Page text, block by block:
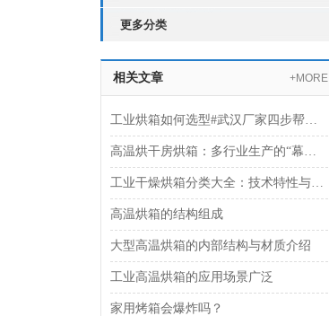
更多分类
相关文章 +MORE
工业烘箱如何选型#武汉厂家四步帮你搞懂
高温烘干房烘箱：多行业生产的“幕后支持者“
工业干燥烘箱分类大全：技术特性与应用指南
高温烘箱的结构组成
大型高温烘箱的内部结构与材质介绍
工业高温烘箱的应用场景广泛
家用烤箱会爆炸吗？